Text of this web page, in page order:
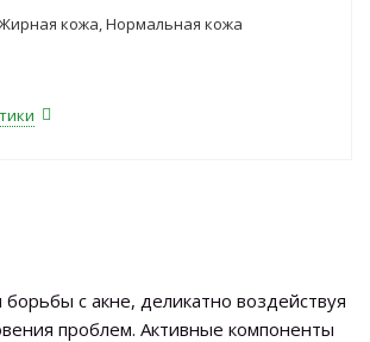
кожа, Нормальная кожа
с акне, деликатно воздействуя
проблем. Активные компоненты